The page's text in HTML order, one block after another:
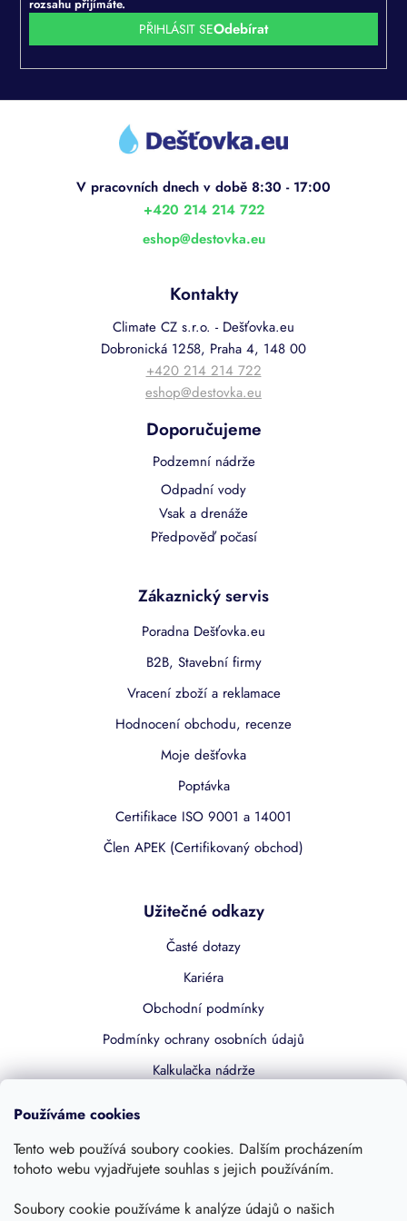
Používáme cookies
Tento web používá soubory cookies. Dalším procházením
tohoto webu vyjadřujete souhlas s jejich používáním.
Soubory cookie používáme k analýze údajů o našich
rozsahu přijímáte.
PŘIHLÁSIT SE
Z
eshop@destovka.eu
+420 214 214 722
Kontakty
Climate CZ s.r.o. - Dešťovka.eu
Dobronická 1258, Praha 4, 148 00
+420 214 214 722
eshop@destovka.eu
Doporučujeme
Podzemní nádrže
Odpadní vody
Vsak a drenáže
Předpověď počasí
Zákaznický servis
Poradna Dešťovka.eu
B2B, Stavební firmy
Vracení zboží a reklamace
Hodnocení obchodu, recenze
Moje dešťovka
Poptávka
Certifikace ISO 9001 a 14001
Člen APEK (Certifikovaný obchod)
Užitečné odkazy
Časté dotazy
Kariéra
Obchodní podmínky
Podmínky ochrany osobních údajů
Kalkulačka nádrže
Kontakty
Sledujte nás